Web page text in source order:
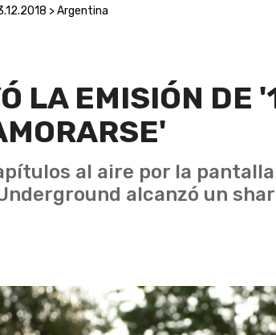
> Argentina
LA EMISIÓN DE
al aire por la
alcanzó un